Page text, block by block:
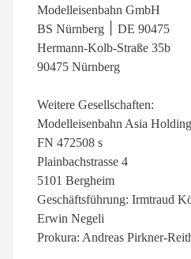
Modelleisenbahn GmbH
BS Nürnberg ׀ DE 90475
Hermann-Kolb-Straße 35b
90475 Nürnberg
Weitere Gesellschaften:
Modelleisenbahn Asia
FN 472508 s
Plainbachstrasse 4
5101 Bergheim
Geschäftsführung: Irmtraud
Erwin Negeli
Prokura: Andreas Pirkner-